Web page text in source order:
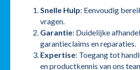
Snelle Hulp: Eenvoudig
vragen.
Garantie: Duidelijke
garantieclaims en reparaties.
Expertise: Toegang tot
en productkennis van ons